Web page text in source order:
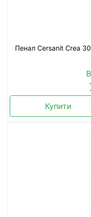
Пенал Cersanit Crea
Купити